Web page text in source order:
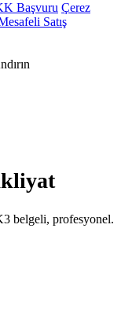
Başvuru Çerez
Satış
belgeli, profesyonel.